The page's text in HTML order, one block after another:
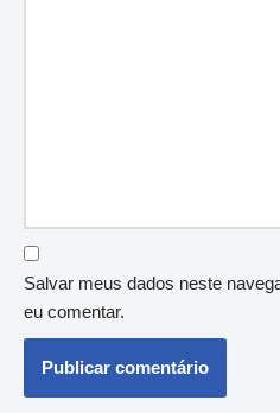
Salvar meus dados neste
eu comentar.